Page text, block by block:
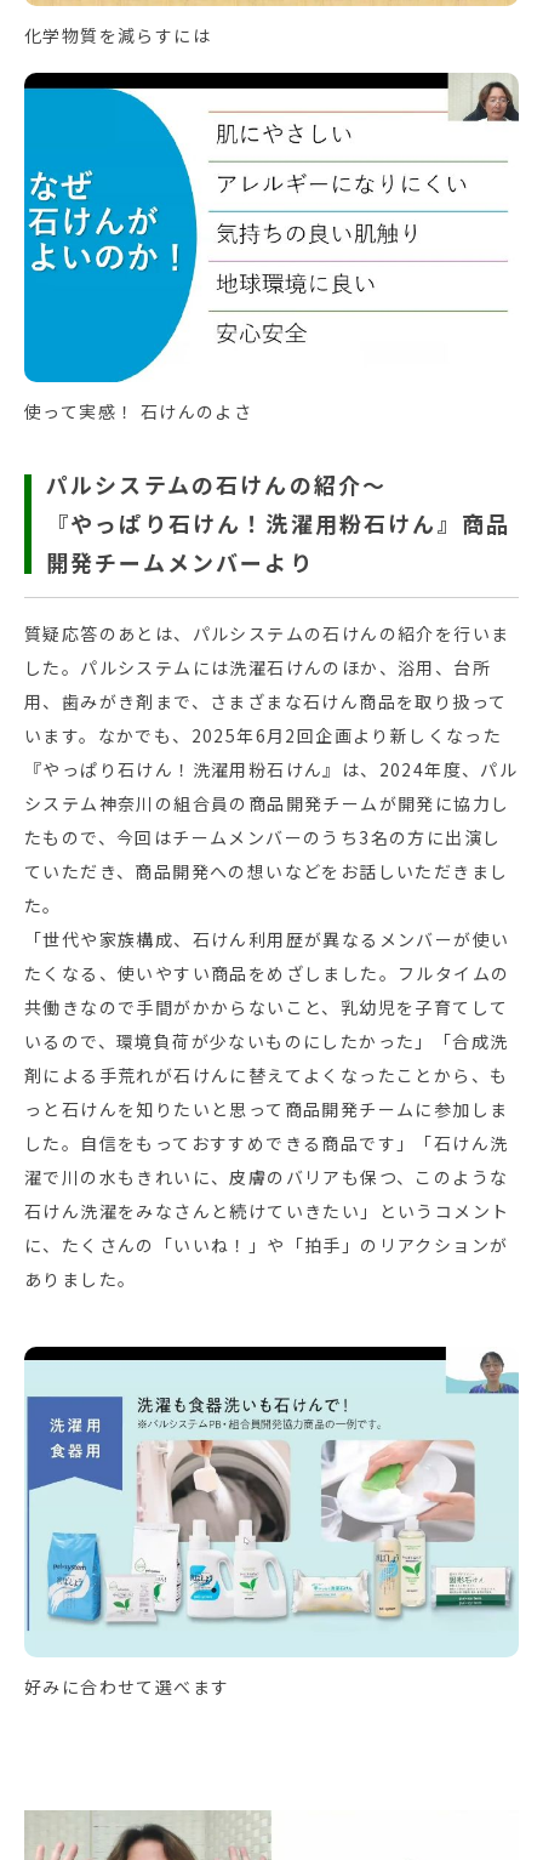
化学物質を減らすには
使って実感！ 石けんのよさ
パルシステムの石けんの紹介～
『やっぱり石けん！洗濯用粉石けん』商品
開発チームメンバーより
質疑応答のあとは、パルシステムの石けんの紹介を行いま
した。パルシステムには洗濯石けんのほか、浴用、台所
用、歯みがき剤まで、さまざまな石けん商品を取り扱って
います。なかでも、2025年6月2回企画より新しくなった
『やっぱり石けん！洗濯用粉石けん』は、2024年度、パル
システム神奈川の組合員の商品開発チームが開発に協力し
たもので、今回はチームメンバーのうち3名の方に出演し
ていただき、商品開発への想いなどをお話しいただきまし
た。
「世代や家族構成、石けん利用歴が異なるメンバーが使い
たくなる、使いやすい商品をめざしました。フルタイムの
共働きなので手間がかからないこと、乳幼児を子育てして
いるので、環境負荷が少ないものにしたかった」「合成洗
剤による手荒れが石けんに替えてよくなったことから、も
っと石けんを知りたいと思って商品開発チームに参加しま
した。自信をもっておすすめできる商品です」「石けん洗
濯で川の水もきれいに、皮膚のバリアも保つ、このような
石けん洗濯をみなさんと続けていきたい」というコメント
に、たくさんの「いいね！」や「拍手」のリアクションが
ありました。
好みに合わせて選べます